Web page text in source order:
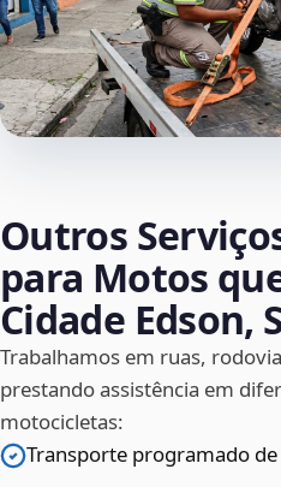
Outros
para Motos
Cidade Edson,
Trabalhamos em ruas,
prestando assistência em
motocicletas:
Transporte programado